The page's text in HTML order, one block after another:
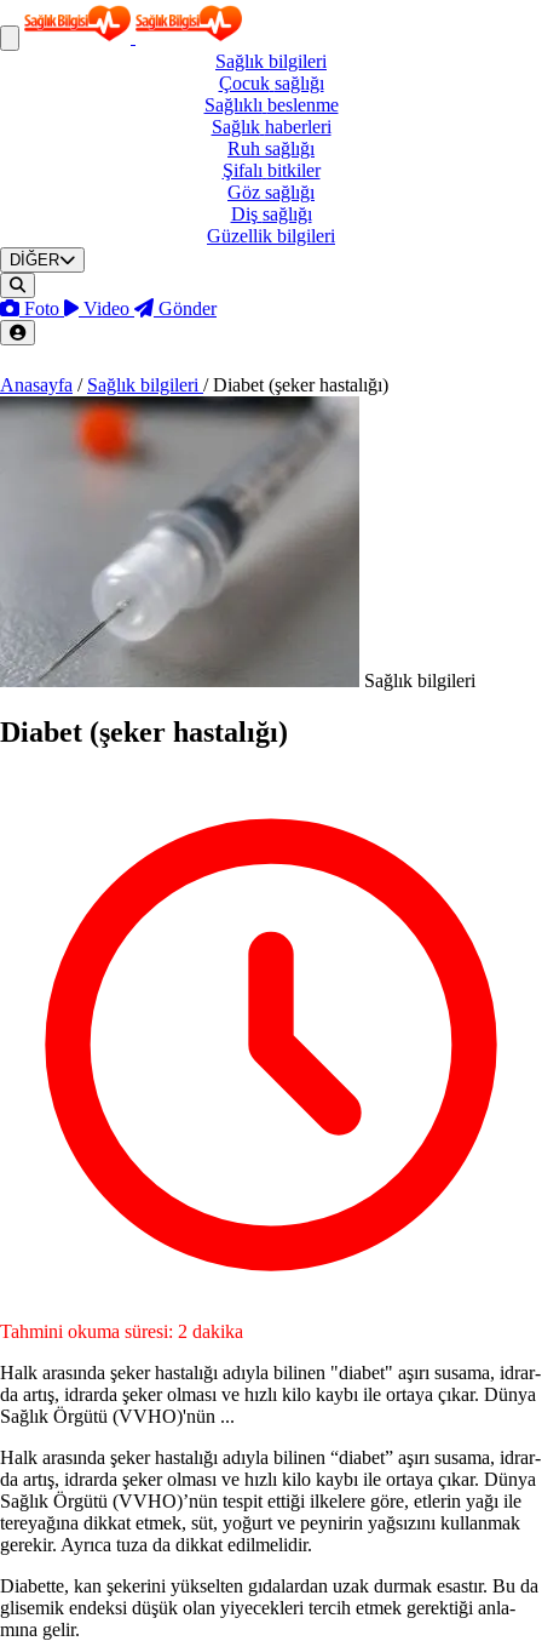
Sağlık bilgileri
Çocuk sağlığı
Sağlıklı beslenme
Sağlık haberleri
Ruh sağlığı
Şifalı bitkiler
Göz sağlığı
Diş sağlığı
Güzellik bilgileri
DİĞER
Foto Video Gönder
Anasayfa / Sağlık bilgileri / Diabet (şeker hastalığı)
Sağlık bilgileri
Diabet (şeker hastalığı)
Tahmini okuma süresi: 2 dakika
Halk arasında şeker hastalığı adıy­la bilinen "diabet" aşırı susama, idrar­
da artış, idrarda şeker olması ve hızlı kilo kaybı ile ortaya çıkar. Dünya
Sağ­lık Örgütü (VVHO)'nün ...
Halk arasında şeker hastalığı adıy­la bilinen “diabet” aşırı susama, idrar­
da artış, idrarda şeker olması ve hızlı kilo kaybı ile ortaya çıkar. Dünya
Sağ­lık Örgütü (VVHO)’nün tespit ettiği il­kelere göre, etlerin yağı ile
tereyağına dikkat etmek, süt, yoğurt ve pey­nirin yağsızını kullanmak
gerekir. Ay­rıca tuza da dikkat edilmelidir.
Diabette, kan şekerini yükselten gıdalardan uzak durmak esastır. Bu da
glisemik endeksi düşük olan yiye­cekleri tercih etmek gerektiği anla­
mına gelir.